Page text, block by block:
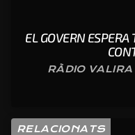
EL GOVERN ESPERA
RÀDIO
RELACIONATS